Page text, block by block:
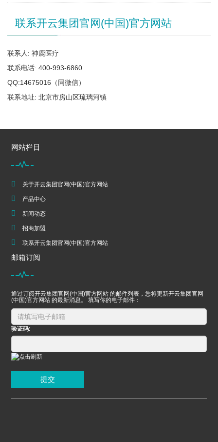
联系开云集团官网(中国)官方网站
联系人: 神鹿医疗
联系电话: 400-993-6860
QQ:14675016（同微信）
联系地址: 北京市房山区琉璃河镇
网站栏目
关于开云集团官网(中国)官方网站
产品中心
新闻动态
招商加盟
联系开云集团官网(中国)官方网站
邮箱订阅
通过订阅开云集团官网(中国)官方网站 的邮件列表，您将更新开云集团官网
(中国)官方网站 的最新消息。 填写你的电子邮件：
验证码:
提交